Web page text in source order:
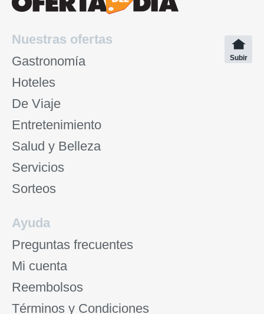
Nuestras ofertas
Gastronomía
Hoteles
De Viaje
Entretenimiento
Salud y Belleza
Servicios
Sorteos
Subir
Ayuda
Preguntas frecuentes
Mi cuenta
Reembolsos
Términos y Condiciones